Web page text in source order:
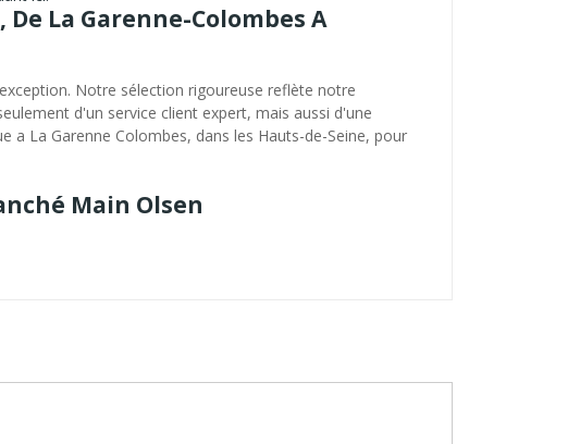
La Garenne-Colombes A
Notre sélection rigoureuse reflète notre
d'un service client expert, mais aussi d'une
La Garenne Colombes, dans les Hauts-de-Seine, pour
Main Olsen